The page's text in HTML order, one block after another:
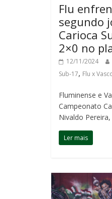
Flu
segundo
Carioca
2×0 no
12/11/2024
Sub-17, Flu x
Fluminense e
Campeonato
Nivaldo
Ler mais